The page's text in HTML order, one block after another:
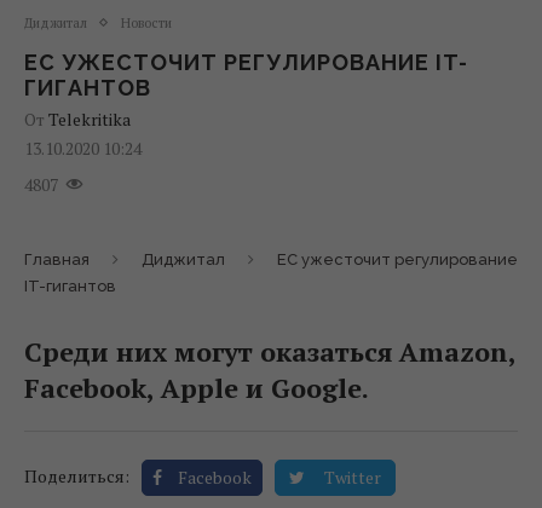
Диджитал Новости
ЕС УЖЕСТОЧИТ РЕГУЛИРОВАНИЕ IT-
ГИГАНТОВ
От Telekritika
13.10.2020 10:24
4807
Главная Диджитал
ЕС ужесточит регулирование
IT-гигантов
Среди них могут оказаться Amazon,
Facebook, Apple и Google.
Поделиться: Facebook Twitter